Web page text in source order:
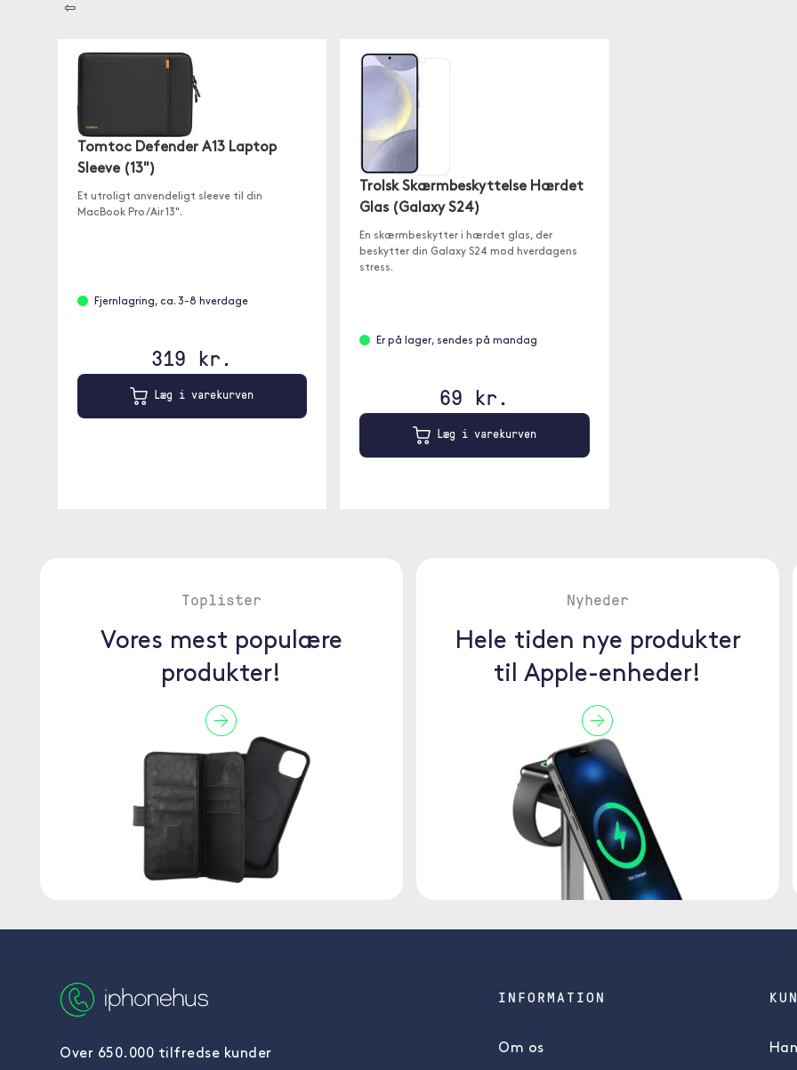
⇦
Tomtoc Defender A13 Laptop
Sleeve (13")
Et utroligt anvendeligt sleeve til din
MacBook Pro/Air 13".
Fjernlagring, ca. 3-8 hverdage
319 kr.
Læg i varekurven
Trolsk Skærmbeskyttelse Hærdet
Glas (Galaxy S24)
En skærmbeskytter i hærdet glas, der
beskytter din Galaxy S24 mod hverdagens
stress.
Er på lager, sendes på mandag
69 kr.
Læg i varekurven
Toplister
Vores mest populære
produkter!
Nyheder
Hele tiden nye produkter
til Apple-enheder!
Over 650.000 tilfredse kunder
INFORMATION
Om os